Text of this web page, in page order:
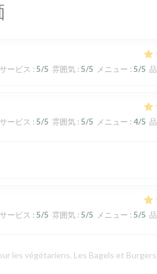
サービス : 5/5 雰囲気: 5/5 メニュー : 5/5
サービス : 5/5 雰囲気: 5/5 メニュー : 4/5
サービス : 5/5 雰囲気: 5/5 メニュー : 5/5
les végétariens. Les Bagels et